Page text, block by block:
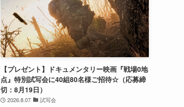
【プレゼント】ドキュメンタリー映画『戦場0地
点』特別試写会に40組80名様ご招待☆（応募締
切：8月19日）
2026.8.07 試写会